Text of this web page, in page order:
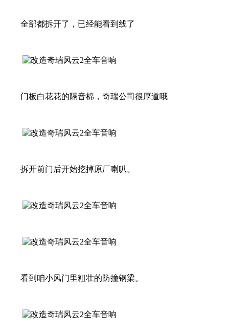
全部都拆开了，已经能看到线了
门板白花花的隔音棉，奇瑞公司很厚道哦
拆开前门后开始挖掉原厂喇叭。
看到咱小风门里粗壮的防撞钢梁。